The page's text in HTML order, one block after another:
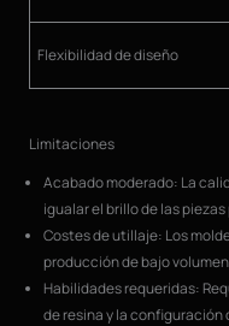
Flexibilidad de diseño
Limitaciones
Acabado moderado: La
igualar el brillo de las
Costes de utillaje: Los
producción de bajo
Habilidades requeridas:
de resina y la configuración